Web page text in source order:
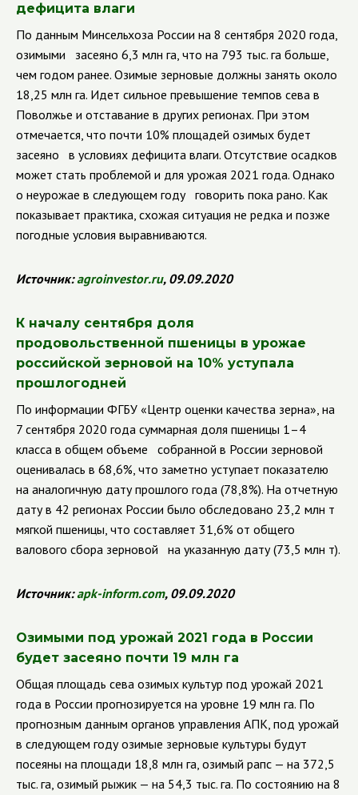
дефицита влаги
По данным Минсельхоза России на 8 сентября 2020 года,
озимыми засеяно 6,3 млн га, что на 793 тыс. га больше,
чем годом ранее. Озимые зерновые должны занять около
18,25 млн га. Идет сильное превышение темпов сева в
Поволжье и отставание в других регионах. При этом
отмечается, что почти 10% площадей озимых будет
засеяно в условиях дефицита влаги. Отсутствие осадков
может стать проблемой и для урожая 2021 года. Однако
о неурожае в следующем году говорить пока рано. Как
показывает практика, схожая ситуация не редка и позже
погодные условия выравниваются.
Источник:agroinvestor.ru, 09.09.2020
К началу сентября доля
продовольственной пшеницы в урожае
российской зерновой на 10% уступала
прошлогодней
По информации ФГБУ «Центр оценки качества зерна», на
7 сентября 2020 года суммарная доля пшеницы 1–4
класса в общем объеме собранной в России зерновой
оценивалась в 68,6%, что заметно уступает показателю
на аналогичную дату прошлого года (78,8%). На отчетную
дату в 42 регионах России было обследовано 23,2 млн т
мягкой пшеницы, что составляет 31,6% от общего
валового сбора зерновой на указанную дату (73,5 млн т).
Источник:apk-inform.com, 09.09.2020
Озимыми под урожай 2021 года в России
будет засеяно почти 19 млн га
Общая площадь сева озимых культур под урожай 2021
года в России прогнозируется на уровне 19 млн га. По
прогнозным данным органов управления АПК, под урожай
в следующем году озимые зерновые культуры будут
посеяны на площади 18,8 млн га, озимый рапс — на 372,5
тыс. га, озимый рыжик — на 54,3 тыс. га. По состоянию на 8